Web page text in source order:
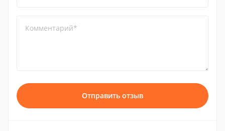
Комментарий*
Отправить отзыв